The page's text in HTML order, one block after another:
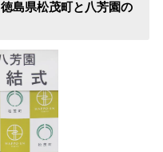
島県松茂町と八芳園の